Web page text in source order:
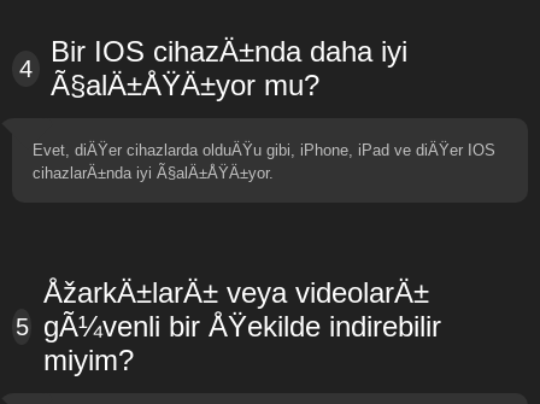
4
Bir IOS cihazÄ±nda daha iyi
Ã§alÄ±ÅŸÄ±yor mu?
Evet, diÄŸer cihazlarda olduÄŸu gibi, iPhone, iPad ve diÄŸer IOS
cihazlarÄ±nda iyi Ã§alÄ±ÅŸÄ±yor.
5
ÅžarkÄ±larÄ± veya videolarÄ±
gÃ¼venli bir ÅŸekilde indirebilir
miyim?